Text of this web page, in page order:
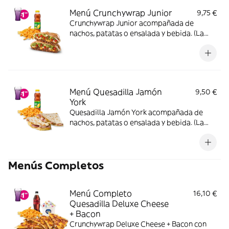
Menú Crunchywrap Junior
9,75 €
Crunchywrap Junior acompañada de
nachos, patatas o ensalada y bebida. (La
Menú Quesadilla Jamón
York
9,50 €
Quesadilla Jamón York acompañada de
nachos, patatas o ensalada y bebida. (La
Menús Completos
Menú Completo
Quesadilla Deluxe Cheese
+ Bacon
16,10 €
Crunchywrap Deluxe Cheese + Bacon con